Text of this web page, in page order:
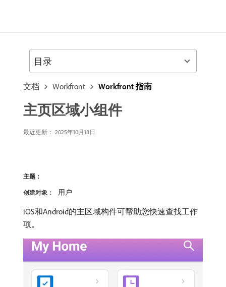
文档 Workfront Workfront 指南
主页区域小组件
最近更新： 2025年10月18日
主题：
创建对象： 用户
iOS和Android的主区域构件可帮助您快速查找工作
项。
目录